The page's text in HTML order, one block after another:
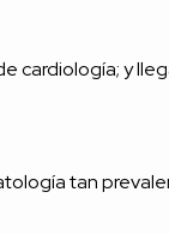
cardiología; y
tan